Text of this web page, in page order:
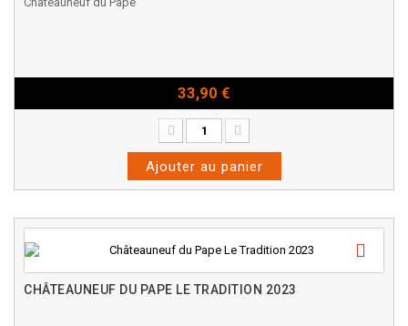
33,90 €
Ajouter au panier
CHÂTEAUNEUF DU PAPE LE TRADITION 2023